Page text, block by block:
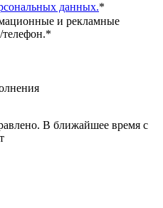
данных.*
и рекламные
*
В ближайшее время с